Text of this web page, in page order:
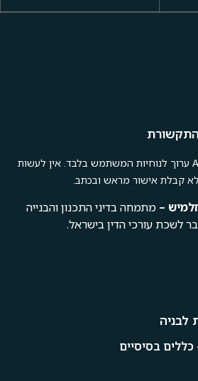
התקשורת
המידע המוגש באתר AS IS ערוך לנוחיות המשתמש בלבד. אין לעשות
קבלת אישור מראש ובכתב.
– מתמחה בדיני התכנון והבנייה
לבניה
בסיסיים